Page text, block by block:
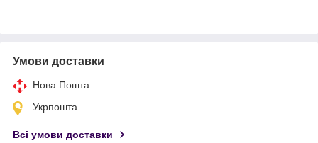
Умови доставки
Нова Пошта
Укрпошта
Всі умови доставки